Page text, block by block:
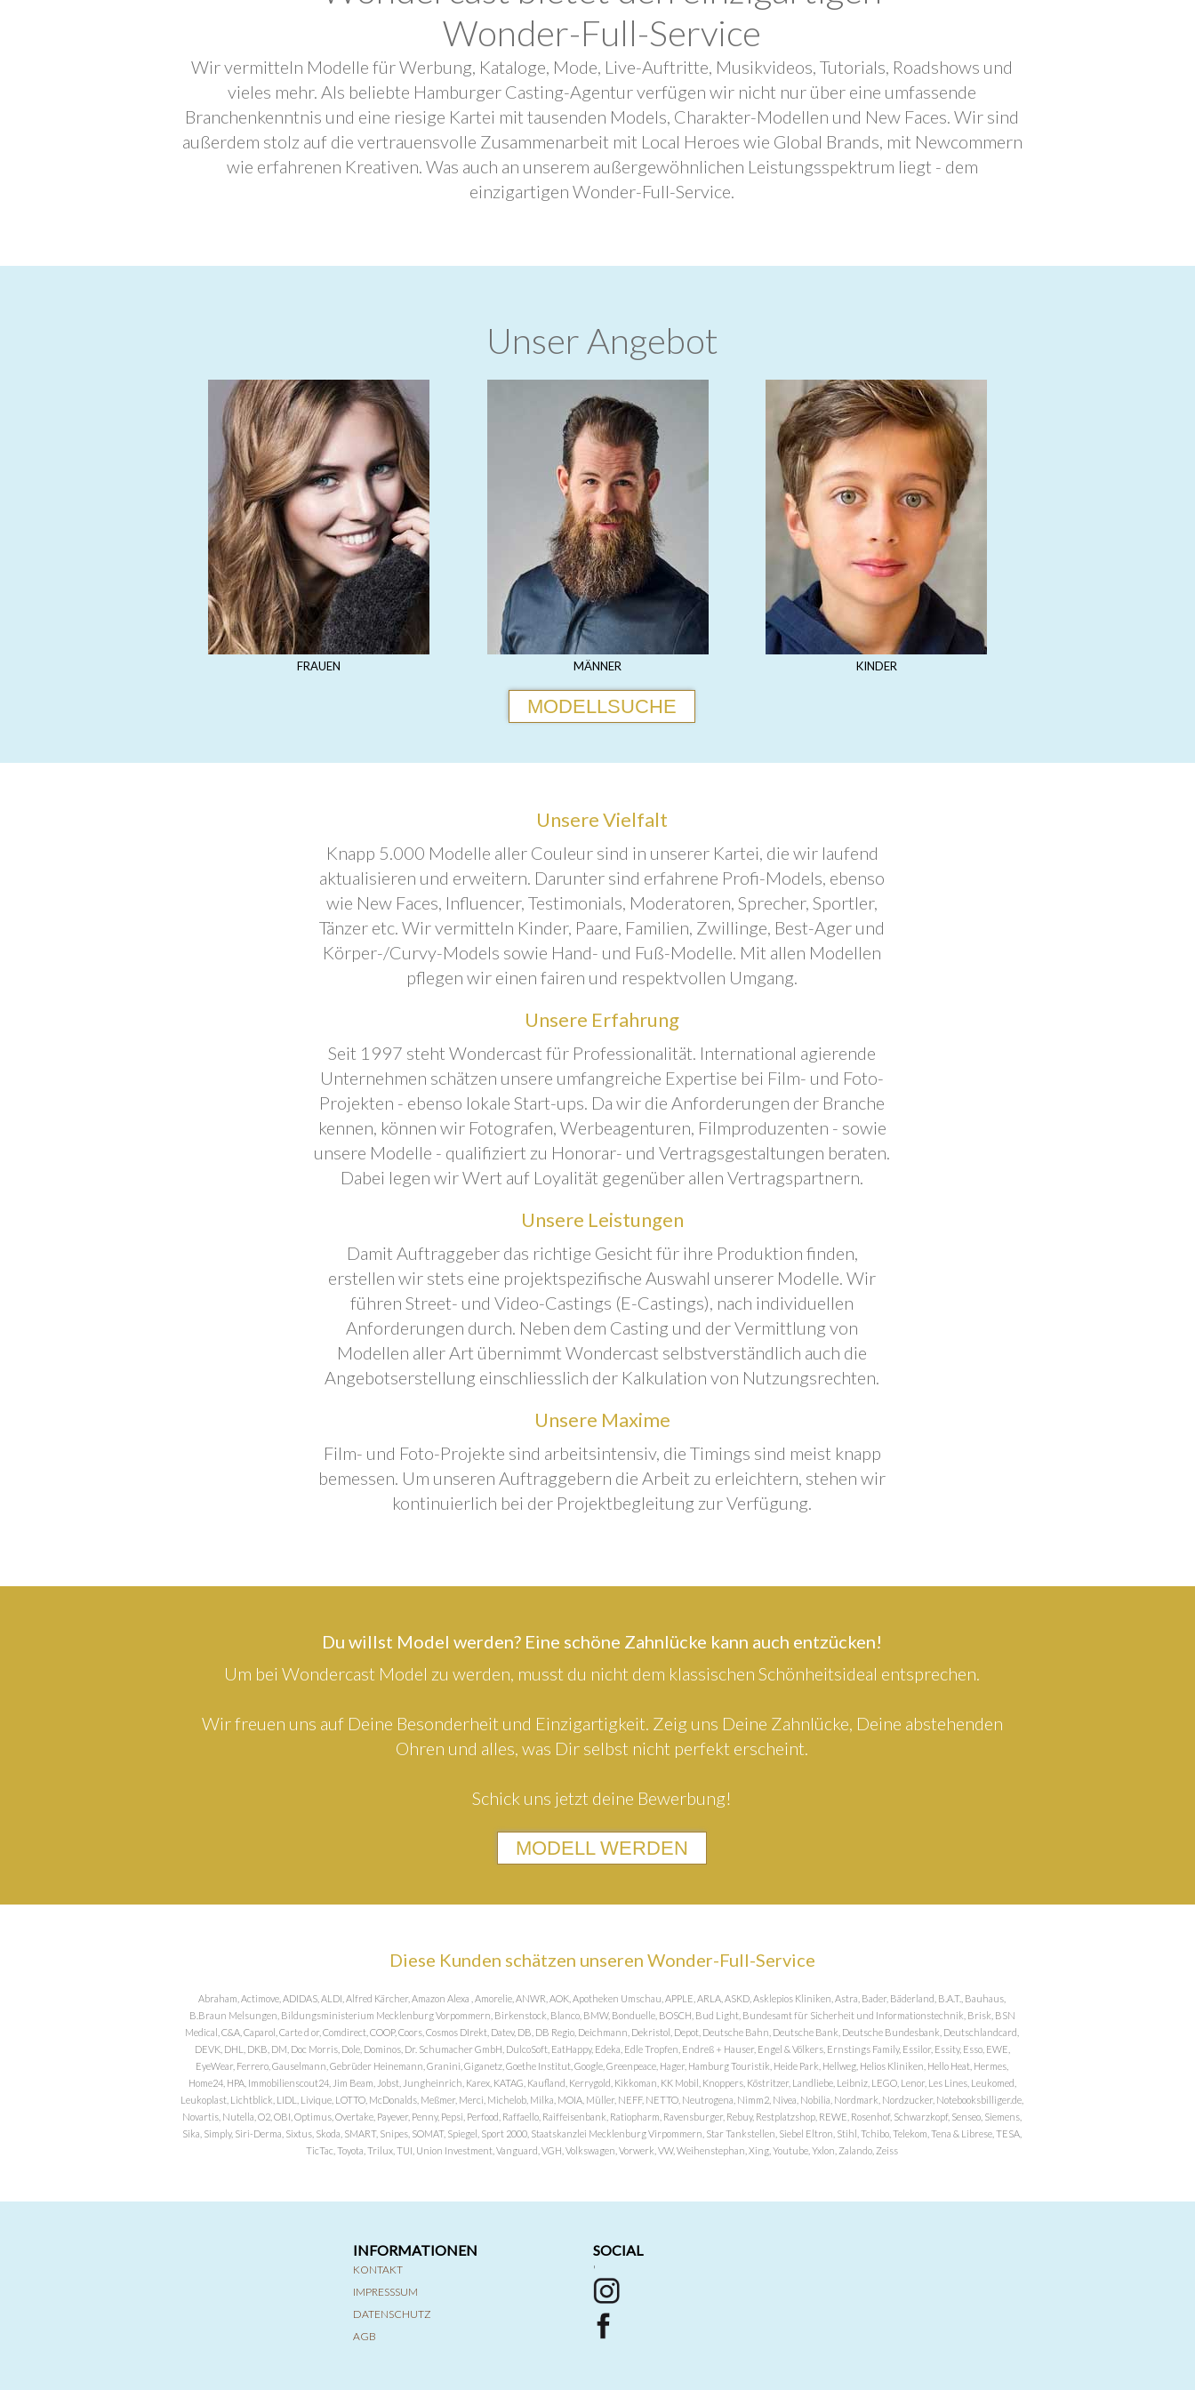
Wonder-Full-Service
Wir vermitteln Modelle für Werbung, Kataloge, Mode, Live-Auftritte, Musikvideos, Tutorials, Roadshows und
vieles mehr. Als beliebte Hamburger Casting-Agentur verfügen wir nicht nur über eine umfassende
Branchenkenntnis und eine riesige Kartei mit tausenden Models, Charakter-Modellen und New Faces. Wir sind
außerdem stolz auf die vertrauensvolle Zusammenarbeit mit Local Heroes wie Global Brands, mit Newcommern
wie erfahrenen Kreativen. Was auch an unserem außergewöhnlichen Leistungsspektrum liegt - dem
einzigartigen Wonder-Full-Service.
Unser Angebot
FRAUEN MÄNNER KINDER
MODELLSUCHE
Unsere Vielfalt
Knapp 5.000 Modelle aller Couleur sind in unserer Kartei, die wir laufend
aktualisieren und erweitern. Darunter sind erfahrene Profi-Models, ebenso
wie New Faces, Influencer, Testimonials, Moderatoren, Sprecher, Sportler,
Tänzer etc. Wir vermitteln Kinder, Paare, Familien, Zwillinge, Best-Ager und
Körper-/Curvy-Models sowie Hand- und Fuß-Modelle. Mit allen Modellen
pflegen wir einen fairen und respektvollen Umgang.
Unsere Erfahrung
Seit 1997 steht Wondercast für Professionalität. International agierende
Unternehmen schätzen unsere umfangreiche Expertise bei Film- und Foto-
Projekten - ebenso lokale Start-ups. Da wir die Anforderungen der Branche
kennen, können wir Fotografen, Werbeagenturen, Filmproduzenten - sowie
unsere Modelle - qualifiziert zu Honorar- und Vertragsgestaltungen beraten.
Dabei legen wir Wert auf Loyalität gegenüber allen Vertragspartnern.
Unsere Leistungen
Damit Auftraggeber das richtige Gesicht für ihre Produktion finden,
erstellen wir stets eine projektspezifische Auswahl unserer Modelle. Wir
führen Street- und Video-Castings (E-Castings), nach individuellen
Anforderungen durch. Neben dem Casting und der Vermittlung von
Modellen aller Art übernimmt Wondercast selbstverständlich auch die
Angebotserstellung einschliesslich der Kalkulation von Nutzungsrechten.
Unsere Maxime
Film- und Foto-Projekte sind arbeitsintensiv, die Timings sind meist knapp
bemessen. Um unseren Auftraggebern die Arbeit zu erleichtern, stehen wir
kontinuierlich bei der Projektbegleitung zur Verfügung.
Du willst Model werden? Eine schöne Zahnlücke kann auch entzücken!
Um bei Wondercast Model zu werden, musst du nicht dem klassischen Schönheitsideal entsprechen.
Wir freuen uns auf Deine Besonderheit und Einzigartigkeit. Zeig uns Deine Zahnlücke, Deine abstehenden
Ohren und alles, was Dir selbst nicht perfekt erscheint.
Schick uns jetzt deine Bewerbung!
MODELL WERDEN
Diese Kunden schätzen unseren Wonder-Full-Service
Abraham, Actimove, ADIDAS, ALDI, Alfred Kärcher, Amazon Alexa , Amorelie, ANWR, AOK, Apotheken Umschau, APPLE, ARLA, ASKD, Asklepios Kliniken, Astra, Bader, Bäderland, B.A.T., Bauhaus,
B.Braun Melsungen, Bildungsministerium Mecklenburg Vorpommern, Birkenstock, Blanco, BMW, Bonduelle, BOSCH, Bud Light, Bundesamt für Sicherheit und Informationstechnik, Brisk, BSN
Medical, C&A, Caparol, Carte d or, Comdirect, COOP, Coors, Cosmos DIrekt, Datev, DB, DB Regio, Deichmann, Dekristol, Depot, Deutsche Bahn, Deutsche Bank, Deutsche Bundesbank, Deutschlandcard,
DEVK, DHL, DKB, DM, Doc Morris, Dole, Dominos, Dr. Schumacher GmbH, DulcoSoft, EatHappy, Edeka, Edle Tropfen, Endreß + Hauser, Engel & Völkers, Ernstings Family, Essilor, Essity, Esso, EWE,
EyeWear, Ferrero, Gauselmann, Gebrüder Heinemann, Granini, Giganetz, Goethe Institut, Google, Greenpeace, Hager, Hamburg Touristik, Heide Park, Hellweg, Helios Kliniken, Hello Heat, Hermes,
Home24, HPA, Immobilienscout24, Jim Beam, Jobst, Jungheinrich, Karex, KATAG, Kaufland, Kerrygold, Kikkoman, KK Mobil, Knoppers, Köstritzer, Landliebe, Leibniz, LEGO, Lenor, Les Lines, Leukomed,
Leukoplast, Lichtblick, LIDL, Livique, LOTTO, McDonalds, Meßmer, Merci, Michelob, Milka, MOIA, Müller, NEFF, NETTO, Neutrogena, Nimm2, Nivea, Nobilia, Nordmark, Nordzucker, Notebooksbilliger.de,
Novartis, Nutella, O2, OBI, Optimus, Overtake, Payever, Penny, Pepsi, Perfood, Raffaello, Raiffeisenbank, Ratiopharm, Ravensburger, Rebuy, Restplatzshop, REWE, Rosenhof, Schwarzkopf, Senseo, Siemens,
Sika, Simply, Siri-Derma, Sixtus, Skoda, SMART, Snipes, SOMAT, Spiegel, Sport 2000, Staatskanzlei Mecklenburg Virpommern, Star Tankstellen, Siebel Eltron, Stihl, Tchibo, Telekom, Tena & Librese, TESA,
TicTac, Toyota, Trilux, TUI, Union Investment, Vanguard, VGH, Volkswagen, Vorwerk, VW, Weihenstephan, Xing, Youtube, Yxlon, Zalando, Zeiss
INFORMATIONEN
KONTAKT
IMPRESSSUM
DATENSCHUTZ
AGB
SOCIAL
'